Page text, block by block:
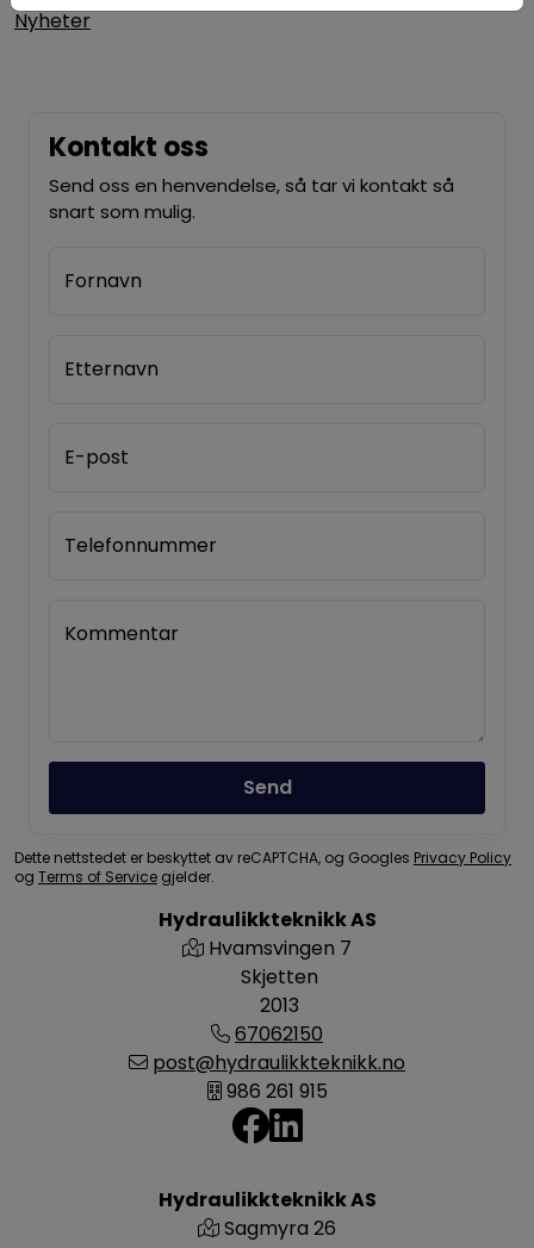
Hydraulikkteknikk AS
Hvamsvingen 7
Skjetten
2013
67062150
post@hydraulikkteknikk.no
986 261 915
Nyheter
Hydraulikkteknikk AS
Sagmyra 26
Kontakt oss
Send oss en henvendelse, så tar vi kontakt så
snart som mulig.
Fornavn
Etternavn
E-post
Telefonnummer
Kommentar
Send
Dette nettstedet er beskyttet av reCAPTCHA, og Googles Privacy Policy
og Terms of Service gjelder.